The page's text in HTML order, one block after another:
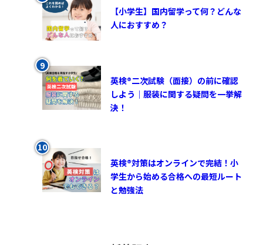
【小学生】国内留学って何？どんな
人におすすめ？
英検®︎二次試験（面接）の前に確認
しよう｜服装に関する疑問を一挙解
決！
英検®対策はオンラインで完結！小
学生から始める合格への最短ルート
と勉強法